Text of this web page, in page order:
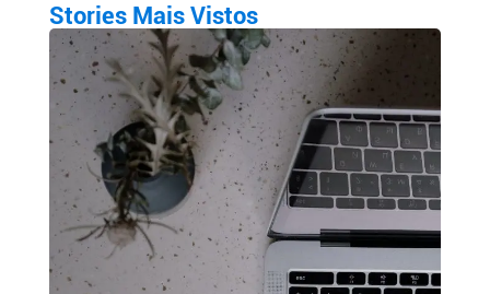
Stories Mais Vistos